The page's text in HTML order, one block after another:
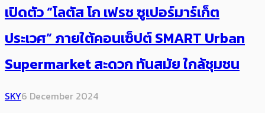
เปิดตัว “โลตัส โก เฟรช ซูเปอร์มาร์เก็ต
ประเวศ” ภายใต้คอนเซ็ปต์ SMART Urban
Supermarket สะดวก ทันสมัย ใกล้ชุมชน
SKY6 December 2024